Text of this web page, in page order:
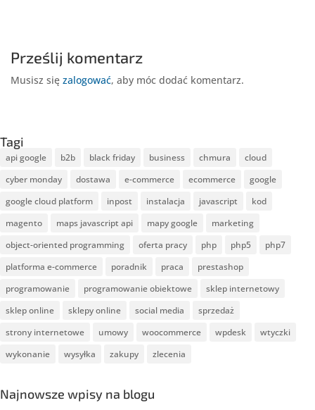
Prześlij komentarz
Musisz się zalogować, aby móc dodać komentarz.
Tagi
api google b2b black friday business chmura
cloud
cyber monday
dostawa e-commerce ecommerce
google
google cloud platform
inpost instalacja javascript
kod
magento
maps javascript api mapy google
marketing
object-oriented programming
oferta pracy php php5
php7
platforma e-commerce
poradnik praca
prestashop
programowanie
programowanie obiektowe
sklep internetowy
sklep online
sklepy online social media
sprzedaż
strony internetowe
umowy woocommerce wpdesk
wtyczki
wykonanie
wysyłka zakupy zlecenia
Najnowsze wpisy na blogu